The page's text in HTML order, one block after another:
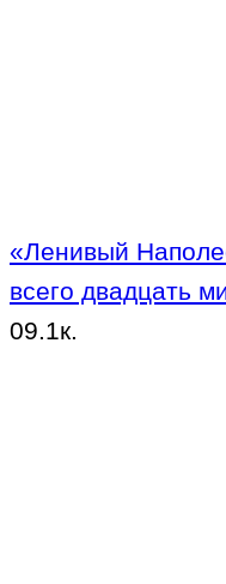
«Ленивый
всего двадцать
09.1к.